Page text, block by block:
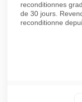
reconditionnes
de 30 jours.
reconditionne